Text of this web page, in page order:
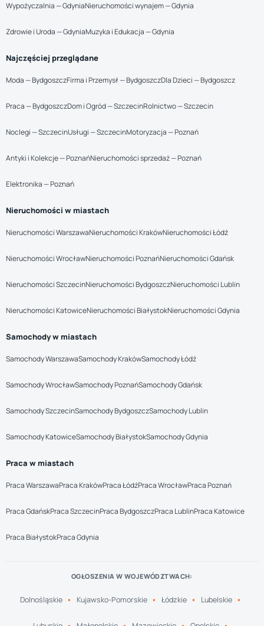
Wypożyczalnia — GdyniaNieruchomości wynajem — Gdynia
Zdrowie i Uroda — GdyniaMuzyka i Edukacja — Gdynia
Najczęściej przeglądane
Moda — BydgoszczFirma i Przemysł — BydgoszczDla Dzieci — Bydgoszcz
Praca — BydgoszczDom i Ogród — SzczecinRolnictwo — Szczecin
Noclegi — SzczecinUsługi — SzczecinMotoryzacja — Poznań
Antyki i Kolekcje — PoznańNieruchomości sprzedaż — Poznań
Elektronika — Poznań
Nieruchomości w miastach
Nieruchomości WarszawaNieruchomości KrakówNieruchomości Łódź
Nieruchomości WrocławNieruchomości PoznańNieruchomości Gdańsk
Nieruchomości SzczecinNieruchomości BydgoszczNieruchomości Lublin
Nieruchomości KatowiceNieruchomości BiałystokNieruchomości Gdynia
Samochody w miastach
Samochody WarszawaSamochody KrakówSamochody Łódź
Samochody WrocławSamochody PoznańSamochody Gdańsk
Samochody SzczecinSamochody BydgoszczSamochody Lublin
Samochody KatowiceSamochody BiałystokSamochody Gdynia
Praca w miastach
Praca WarszawaPraca KrakówPraca ŁódźPraca WrocławPraca Poznań
Praca GdańskPraca SzczecinPraca BydgoszczPraca LublinPraca Katowice
Praca BiałystokPraca Gdynia
OGŁOSZENIA W WOJEWÓDZTWACH:
Dolnośląskie Kujawsko-Pomorskie Łódzkie Lubelskie